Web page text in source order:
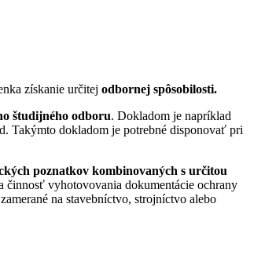
získanie určitej odbornej spôsobilosti.
študijného odboru. Dokladom je napríklad
Takýmto dokladom je potrebné disponovať pri
poznatkov kombinovaných s určitou
činnosť vyhotovovania dokumentácie ochrany
na stavebníctvo, strojníctvo alebo